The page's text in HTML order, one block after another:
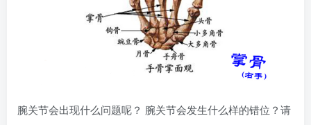
腕关节会出现什么问题呢？ 腕关节会发生什么样的错位？请